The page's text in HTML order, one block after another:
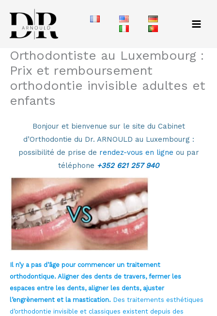
contenu
Orthodontiste au Luxembourg :
Prix et remboursement
orthodontie invisible adultes et
enfants
Bonjour et bienvenue sur le site du Cabinet
d’Orthodontie du Dr. ARNOULD au Luxembourg :
possibilité de prise de rendez-vous en ligne ou par
téléphone +352 621 257 940
Il n’y a pas d’âge pour commencer un traitement
orthodontique. Aligner des dents de travers, fermer les
espaces entre les dents, aligner les dents, ajuster
l’engrènement et la mastication. Des traitements esthétiques
d’orthodontie invisible et classiques existent depuis des